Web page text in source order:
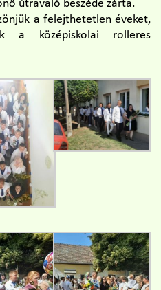
útravaló beszéde zárta.
a felejthetetlen éveket,
a középiskolai rolleres